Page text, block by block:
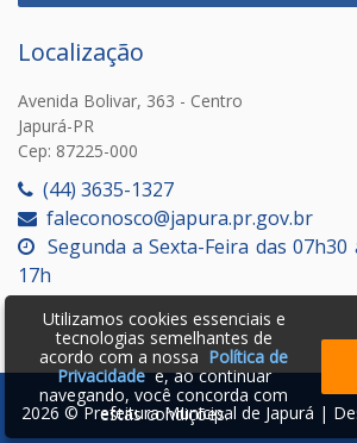
Localização
Avenida Bolivar, 363 - Centro
Japurá-PR
Cep: 87225-000
(44) 3635-1327
faleconosco@japura.pr.gov.br
Segunda a Sexta-Feira das
17h
Utilizamos cookies essenciais e
tecnologias semelhantes de
acordo com a nossa Política de
Privacidadee, ao continuar
navegando, você concorda com
estas condições.
2026 © Prefeitura Municipal de Japurá |